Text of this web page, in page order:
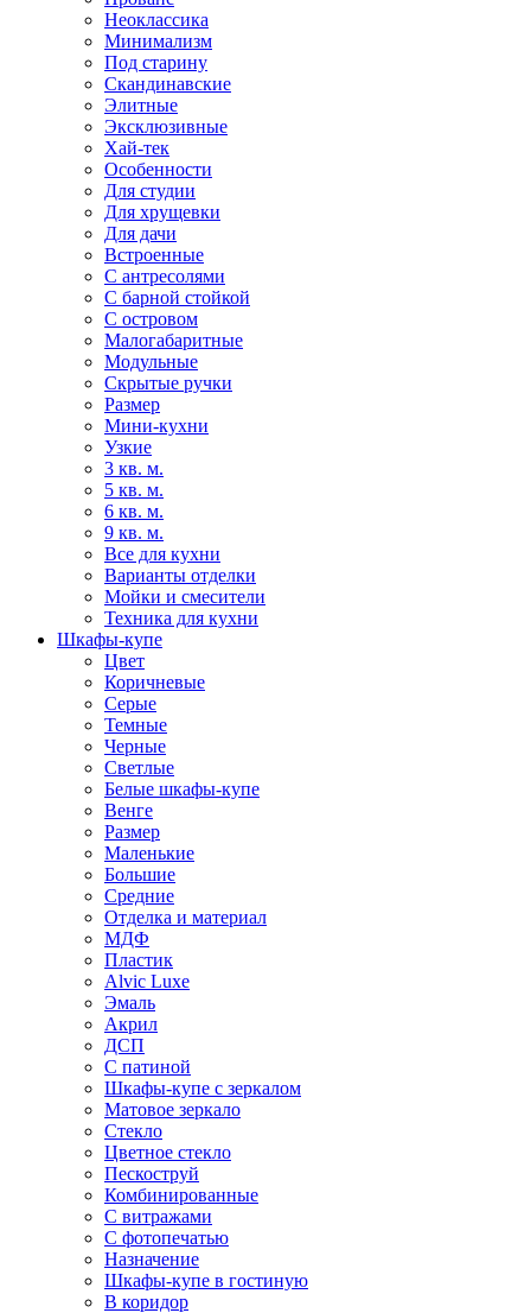
Неоклассика
Минимализм
Под старину
Скандинавские
Элитные
Эксклюзивные
Хай-тек
Особенности
Для студии
Для хрущевки
Для дачи
Встроенные
С антресолями
С барной стойкой
С островом
Малогабаритные
Модульные
Скрытые ручки
Размер
Мини-кухни
Узкие
3 кв. м.
5 кв. м.
6 кв. м.
9 кв. м.
Все для кухни
Варианты отделки
Мойки и смесители
Техника для кухни
Шкафы-купе
Цвет
Коричневые
Серые
Темные
Черные
Светлые
Белые шкафы-купе
Венге
Размер
Маленькие
Большие
Средние
Отделка и материал
МДФ
Пластик
Alvic Luxe
Эмаль
Акрил
ДСП
С патиной
Шкафы-купе с зеркалом
Матовое зеркало
Стекло
Цветное стекло
Пескоструй
Комбинированные
С витражами
С фотопечатью
Назначение
Шкафы-купе в гостиную
В коридор